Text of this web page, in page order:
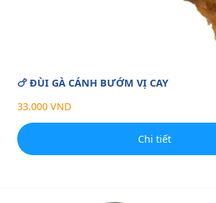
🍗 ĐÙI GÀ CÁNH BƯỚM VỊ CAY
33.000 VND
Chi tiết